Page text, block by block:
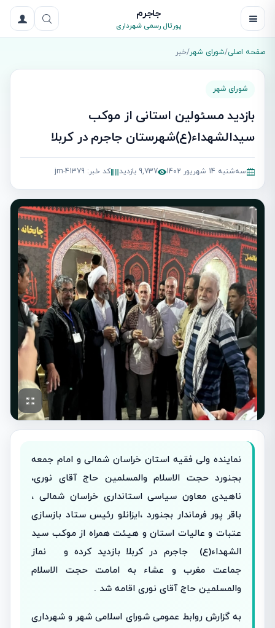
جاجرم
پورتال رسمی شهرداری
صفحه اصلی/شورای شهر/خبر
شورای شهر
بازدید مسئولین استانی از موکب
سیدالشهداء(ع)شهرستان جاجرم در کربلا
سه‌شنبه 14 شهریور 1402 9,737 بازدید کد خبر: jm-41379
نماینده ولی فقیه استان خراسان شمالی و امام جمعه
بجنورد حجت الاسلام والمسلمین حاج آقای نوری،
ناهیدی معاون سیاسی استانداری خراسان شمالی ،
باقر پور فرماندار بجنورد ،ایزانلو رئیس ستاد بازسازی
عتبات و عالیات استان و هیئت همراه از موکب سید
الشهداء(ع) جاجرم در کربلا بازدید کرده و نماز
جماعت مغرب و عشاء به امامت حجت الاسلام
والمسلمین حاج آقای نوری اقامه شد .
به گزارش روابط عمومی شورای اسلامی شهر و شهرداری